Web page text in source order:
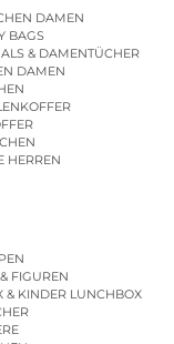
DAMEN
BAGS
& DAMENTÜCHER
DAMEN
HERREN
FIGUREN
& KINDER LUNCHBOX